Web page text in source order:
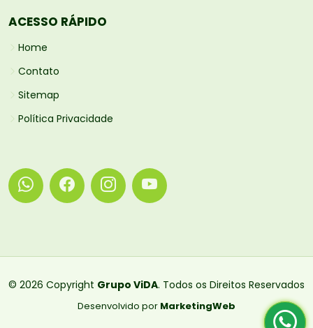
ACESSO RÁPIDO
Home
Contato
Sitemap
Política Privacidade
© 2026 Copyright Grupo ViDA. Todos os Direitos Reservados
Desenvolvido por MarketingWeb